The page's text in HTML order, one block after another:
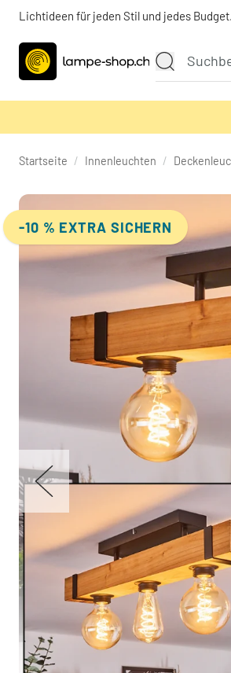
Lichtideen für jeden Stil und jedes
Startseite / Innenleuchten /
-10 % EXTRA SICHERN